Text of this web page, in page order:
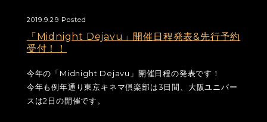
2019.9.29 Posted
「Midnight Dejavu」開催日程発表&先行予約
受付！！
今年の「Midnight Dejavu」開催日程の発表です！
今年も例年通り東京キネマ倶楽部は3日間、大阪ユニバー
スは2日の開催です。